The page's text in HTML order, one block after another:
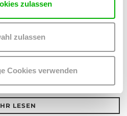
zulassen
zulassen
Cookies verwenden
LESEN